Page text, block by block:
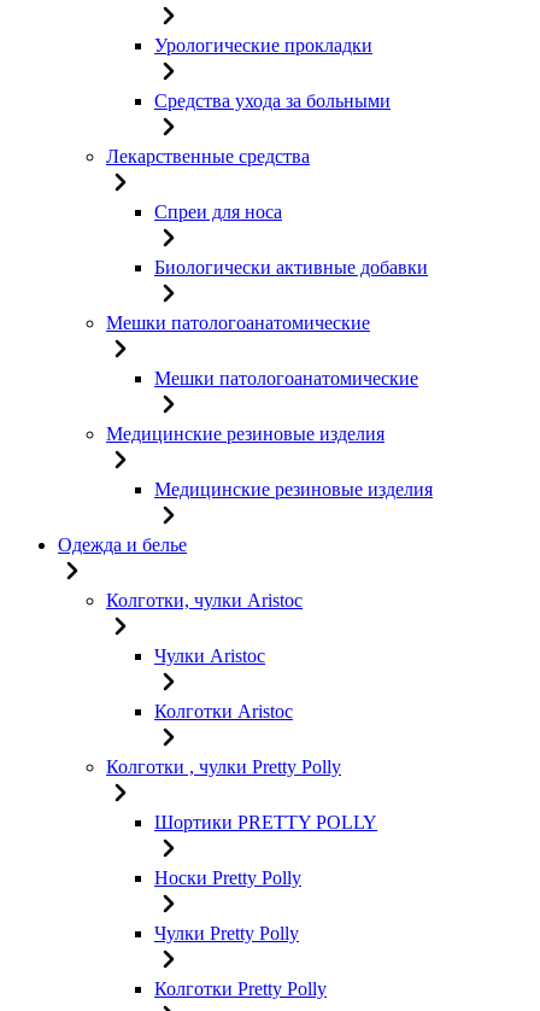
Урологические прокладки
Средства ухода за больными
Лекарственные средства
Спреи для носа
Биологически активные добавки
Мешки патологоанатомические
Мешки патологоанатомические
Медицинские резиновые изделия
Медицинские резиновые изделия
Одежда и белье
Колготки, чулки Aristoc
Чулки Aristoc
Колготки Aristoc
Колготки , чулки Pretty Polly
Шортики PRETTY POLLY
Носки Pretty Polly
Чулки Pretty Polly
Колготки Pretty Polly